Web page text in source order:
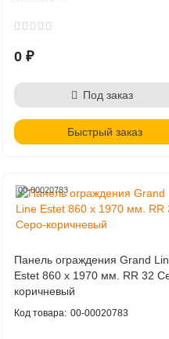
0 ₽
Под заказ
Быстрый заказ
00-00020783
Панель ограждения Grand
Estet 860 х 1970 мм. RR 32
коричневый
00-00020783